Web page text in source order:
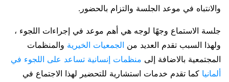
والانتباه في موعد الجلسة والتزام بالحضور.
جلسة الاستماع وجهًا لوجه هي أهم موعد في إجراءات اللجوء ،
ولهذا السبب تقدم العديد من الجمعيات الخيرية والمنظمات
المجتمعية بالاضافة إلى منظمات إنسانية تساعد على اللجوء في
ألمانيا كما تقدم خدمات استشارية للتحضير لهذا الاجتماع في